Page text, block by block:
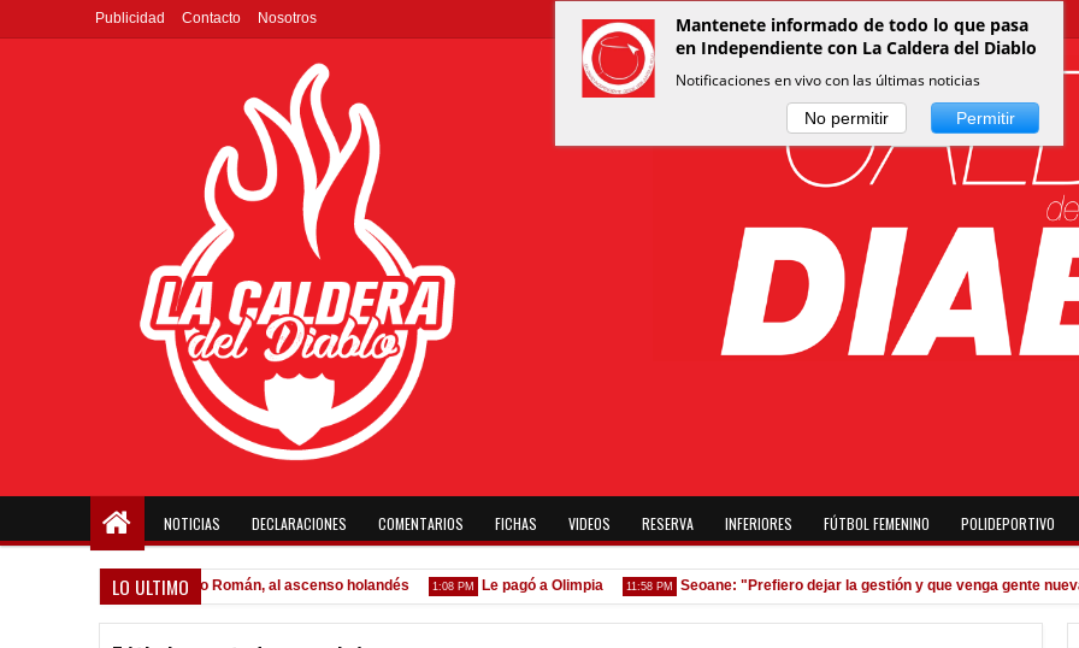
Publicidad Contacto Nosotros
NOTICIAS DECLARACIONES COMENTARIOS FICHAS VIDEOS RESERVA INFERIORES FÚTBOL FEMENINO POLIDEPORTIVO
LO ULTIMO
1:14 PM Pocho Román, al ascenso holandés 1:08 PM Le pagó a Olimpia 11:58 PM Seoane: "Prefiero dejar la gestión y que venga gente nueva"
Mantenete informado de todo lo que pasa
en Independiente con La Caldera del Diablo
Notificaciones en vivo con las últimas noticias
No permitir Permitir